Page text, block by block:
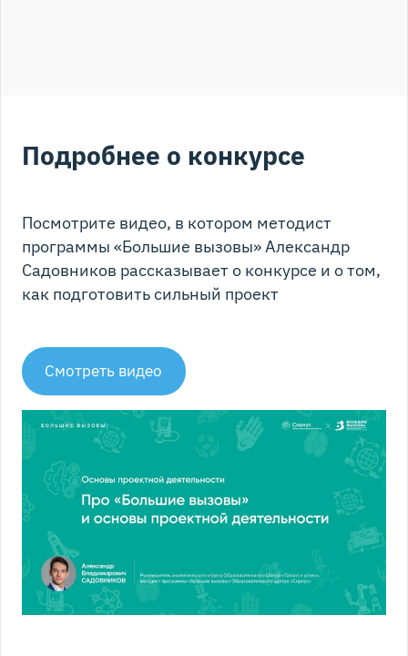
Подробнее о конкурсе
Посмотрите видео, в котором методист
программы «Большие вызовы» Александр
Садовников рассказывает о конкурсе и о том,
как подготовить сильный проект
Смотреть видео